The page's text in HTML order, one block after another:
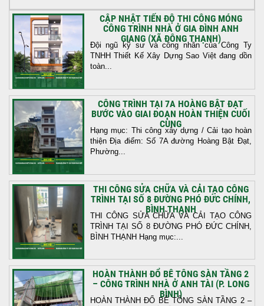
CẬP NHẬT TIẾN ĐỘ THI CÔNG MÓNG
CÔNG TRÌNH NHÀ Ở GIA ĐÌNH ANH
GIANG (XÃ ĐÔNG THẠNH)
Đội ngũ kỹ sư và công nhân của Công Ty
TNHH Thiết Kế Xây Dựng Sao Việt đang dồn
toàn...
CÔNG TRÌNH TẠI 7A HOÀNG BẬT ĐẠT
BƯỚC VÀO GIAI ĐOẠN HOÀN THIỆN CUỐI
CÙNG
Hạng mục: Thi công xây dựng / Cải tạo hoàn
thiện Địa điểm: Số 7A đường Hoàng Bật Đạt,
Phường...
THI CÔNG SỬA CHỮA VÀ CẢI TẠO CÔNG
TRÌNH TẠI SỐ 8 ĐƯỜNG PHÓ ĐỨC CHÍNH,
BÌNH THẠNH
THI CÔNG SỬA CHỮA VÀ CẢI TẠO CÔNG
TRÌNH TẠI SỐ 8 ĐƯỜNG PHÓ ĐỨC CHÍNH,
BÌNH THẠNH Hạng mục:...
HOÀN THÀNH ĐỔ BÊ TÔNG SÀN TẦNG 2
– CÔNG TRÌNH NHÀ Ở ANH TÀI (P. LONG
BÌNH)
HOÀN THÀNH ĐỔ BÊ TÔNG SÀN TẦNG 2 –